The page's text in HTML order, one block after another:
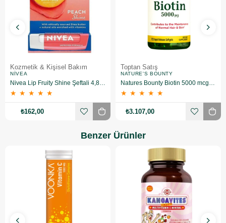
Kozmetik & Kişisel Bakım
NIVEA
Nivea Lip Fruity Shine Şeftali 4,8 gr
★ ★ ★ ★ ★
₺162,00
Toptan Satış
NATURE'S BOUNTY
Natures Bounty Biotin 5000 mcg Takviye Edici Gıda 72 Kapsül 10 Adet
★ ★ ★ ★ ★
₺3.107,00
Benzer Ürünler